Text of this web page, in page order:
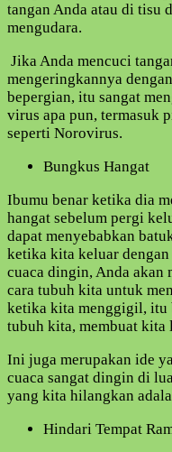
tangan Anda atau di tisu
mengudara.
Jika Anda mencuci
mengeringkannya
bepergian, itu sangat
virus apa pun, termasuk
seperti Norovirus.
Bungkus Hangat
Ibumu benar ketika dia
hangat sebelum pergi
dapat menyebabkan
ketika kita keluar
cuaca dingin, Anda akan
cara tubuh kita untuk
ketika kita menggigil, itu
tubuh kita, membuat
Ini juga merupakan ide
cuaca sangat dingin di
yang kita hilangkan
Hindari Tempat